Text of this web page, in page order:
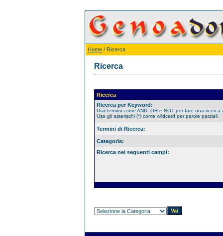
Home / Ricerca
Ricerca
Ricerca
Ricerca per Keyword:
Usa termini come AND, OR e NOT per fare una ricerca
Usa gli asterischi (*) come wildcard per parole parziali.
Termini di Ricerca:
Categoria:
Ricerca nei seguenti campi: